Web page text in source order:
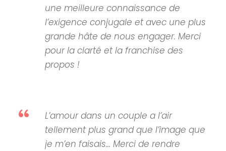
une meilleure connaissance de
l’exigence conjugale et avec une plus
grande hâte de nous engager. Merci
pour la clarté et la franchise des
propos !
“
L’amour dans un couple a l’air
tellement plus grand que l’image que
je m’en faisais… Merci de rendre